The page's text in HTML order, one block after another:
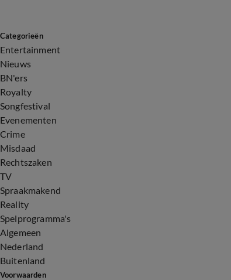
Categorieën
Entertainment
Nieuws
BN'ers
Royalty
Songfestival
Evenementen
Crime
Misdaad
Rechtszaken
TV
Spraakmakend
Reality
Spelprogramma's
Algemeen
Nederland
Buitenland
Voorwaarden